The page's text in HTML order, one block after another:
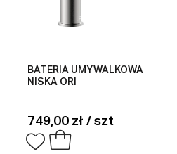
BATERIA UMYWALKOWA
NISKA ORI
749,00 zł / szt